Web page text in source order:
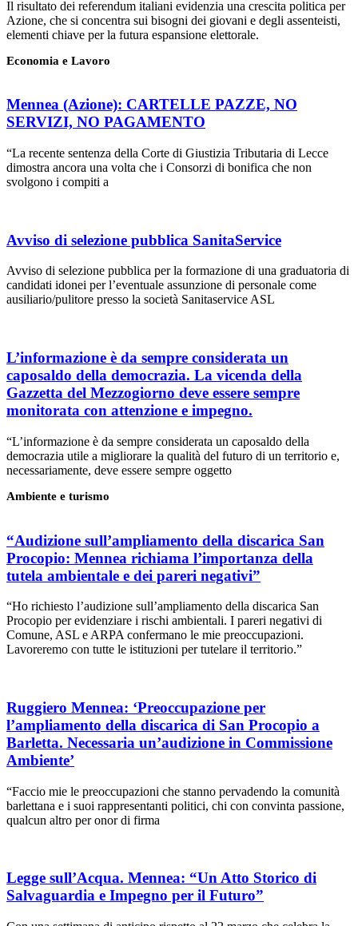
Il risultato dei referendum italiani evidenzia una crescita politica per
Azione, che si concentra sui bisogni dei giovani e degli assenteisti,
elementi chiave per la futura espansione elettorale.
Economia e Lavoro
Mennea (Azione): CARTELLE PAZZE, NO
SERVIZI, NO PAGAMENTO
“La recente sentenza della Corte di Giustizia Tributaria di Lecce
dimostra ancora una volta che i Consorzi di bonifica che non
svolgono i compiti a
Avviso di selezione pubblica SanitaService
Avviso di selezione pubblica per la formazione di una graduatoria di
candidati idonei per l’eventuale assunzione di personale come
ausiliario/pulitore presso la società Sanitaservice ASL
L’informazione è da sempre considerata un
caposaldo della democrazia. La vicenda della
Gazzetta del Mezzogiorno deve essere sempre
monitorata con attenzione e impegno.
“L’informazione è da sempre considerata un caposaldo della
democrazia utile a migliorare la qualità del futuro di un territorio e,
necessariamente, deve essere sempre oggetto
Ambiente e turismo
“Audizione sull’ampliamento della discarica San
Procopio: Mennea richiama l’importanza della
tutela ambientale e dei pareri negativi”
“Ho richiesto l’audizione sull’ampliamento della discarica San
Procopio per evidenziare i rischi ambientali. I pareri negativi di
Comune, ASL e ARPA confermano le mie preoccupazioni.
Lavoreremo con tutte le istituzioni per tutelare il territorio.”
Ruggiero Mennea: ‘Preoccupazione per
l’ampliamento della discarica di San Procopio a
Barletta. Necessaria un’audizione in Commissione
Ambiente’
“Faccio mie le preoccupazioni che stanno pervadendo la comunità
barlettana e i suoi rappresentanti politici, chi con convinta passione,
qualcun altro per onor di firma
Legge sull’Acqua. Mennea: “Un Atto Storico di
Salvaguardia e Impegno per il Futuro”